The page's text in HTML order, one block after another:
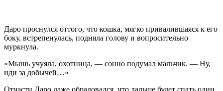
Даро проснулся оттого, что кошка, мягко привалившаяся к его
боку, встрепенулась, подняла голову и вопросительно
муркнула.
«Мышь учуяла, охотница, — сонно подумал мальчик. — Ну,
иди за добычей…»
Отчасти Даро даже обрадовался, что дальше будет спать один.